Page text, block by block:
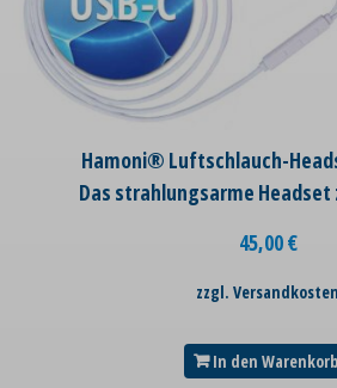
Hamoni® Luftschlauch-
Das strahlungsarme Headset
45,00€
zzgl. Versandkosten
In den Warenkorb